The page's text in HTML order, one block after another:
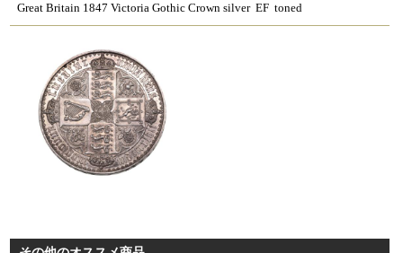
Great Britain 1847 Victoria Gothic Crown silver EF toned